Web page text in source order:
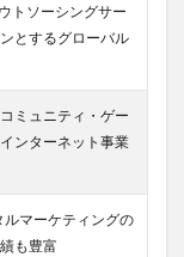
トソーシングサー
とするグローバル
ミュニティ・ゲー
ンターネット事業
ルマーケティングの
も豊富